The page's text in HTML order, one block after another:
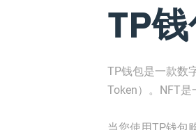
TP
TP钱包是一款数
Token）。NFT是